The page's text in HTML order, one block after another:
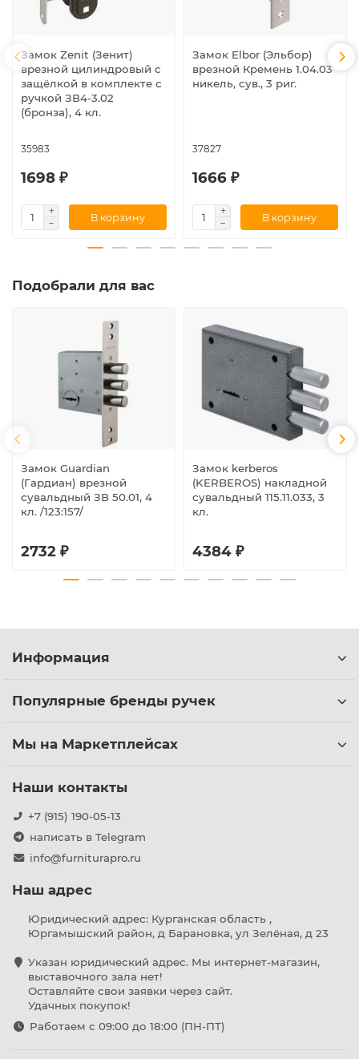
Замок Zenit (Зенит)
врезной цилиндровый с
защёлкой в комплекте с
ручкой ЗВ4-3.02
(бронза), 4 кл.
35983
1698 ₽
В корзину
Замок Elbor (Эльбор)
врезной Кремень 1.04.03
никель, сув., 3 риг.
37827
1666 ₽
В корзину
Подобрали для вас
Замок Guardian
(Гардиан) врезной
сувальдный ЗВ 50.01, 4
кл. /123:157/
2732 ₽
Замок kerberos
(KERBEROS) накладной
сувальдный 115.11.033, 3
кл.
4384 ₽
Информация
Популярные бренды ручек
Мы на Маркетплейсах
Наши контакты
+7 (915) 190-05-13
написать в Telegram
info@furniturapro.ru
Наш адрес
Юридический адрес: Курганская область ,
Юргамышский район, д Барановка, ул Зелёная, д 23
Указан юридический адрес. Мы интернет-магазин,
выставочного зала нет!
Оставляйте свои заявки через сайт.
Удачных покупок!
Работаем с 09:00 до 18:00 (ПН-ПТ)